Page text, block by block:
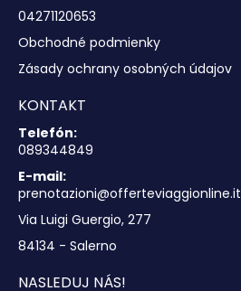
04271120653
Obchodné podmienky
Zásady ochrany osobných údajov
KONTAKT
Telefón:
089344849
E-mail:
prenotazioni@offerteviaggionline.it
Via Luigi Guergio, 277
84134 - Salerno
NASLEDUJ NÁS!